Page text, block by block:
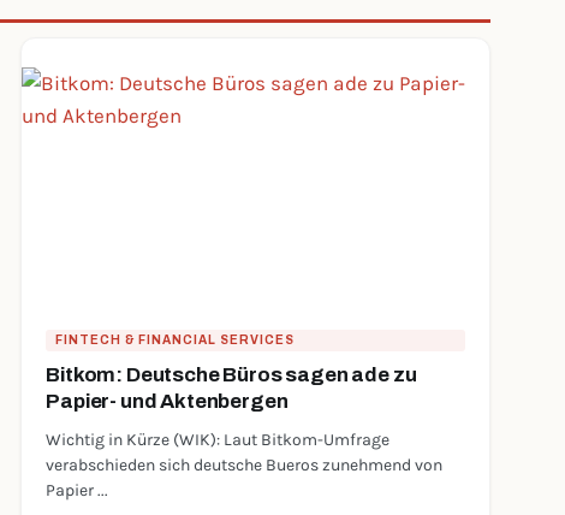
FINTECH & FINANCIAL SERVICES
Bitkom: Deutsche Büros sagen ade zu
Papier- und Aktenbergen
Wichtig in Kürze (WIK): Laut Bitkom-Umfrage
verabschieden sich deutsche Bueros zunehmend von
Papier ...